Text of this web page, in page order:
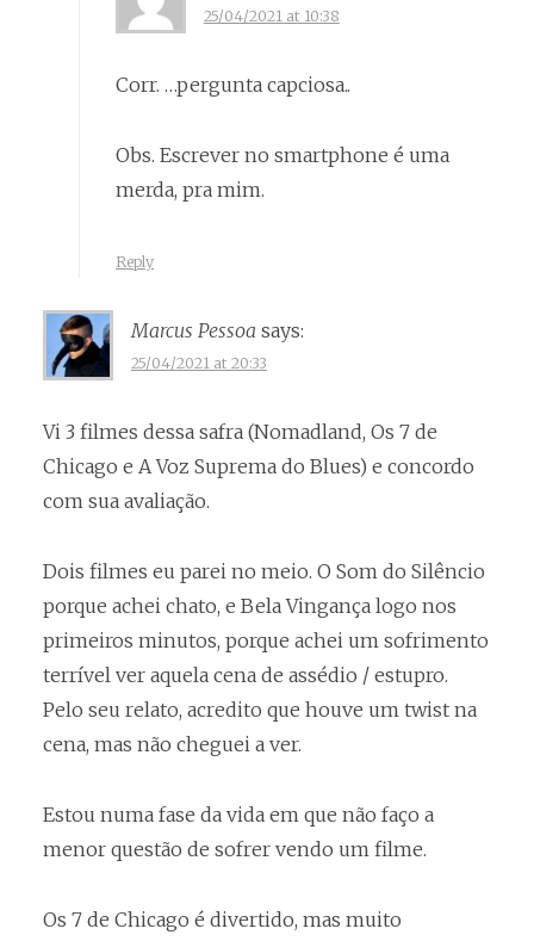
25/04/2021 at 10:38
Corr. …pergunta capciosa..
Obs. Escrever no smartphone é uma
merda, pra mim.
Reply
Marcus Pessoa says:
25/04/2021 at 20:33
Vi 3 filmes dessa safra (Nomadland, Os 7 de
Chicago e A Voz Suprema do Blues) e concordo
com sua avaliação.
Dois filmes eu parei no meio. O Som do Silêncio
porque achei chato, e Bela Vingança logo nos
primeiros minutos, porque achei um sofrimento
terrível ver aquela cena de assédio / estupro.
Pelo seu relato, acredito que houve um twist na
cena, mas não cheguei a ver.
Estou numa fase da vida em que não faço a
menor questão de sofrer vendo um filme.
Os 7 de Chicago é divertido, mas muito